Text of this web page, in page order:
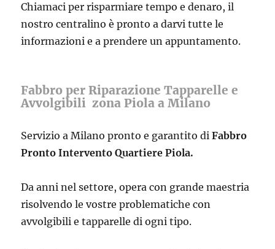
Chiamaci per risparmiare tempo e denaro, il
nostro centralino è pronto a darvi tutte le
informazioni e a prendere un appuntamento.
Fabbro per Riparazione Tapparelle e
Avvolgibili zona Piola a Milano
Servizio a Milano pronto e garantito diFabbro
Pronto Intervento Quartiere Piola.
Da anni nel settore, opera con grande maestria
risolvendo le vostre problematiche con
avvolgibili e tapparelle di ogni tipo.